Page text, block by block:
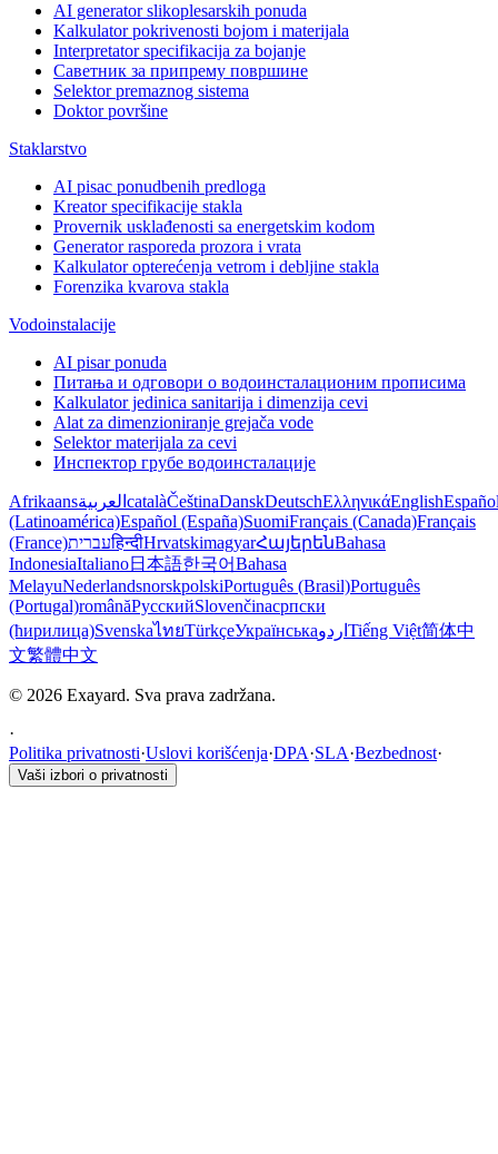
AI generator slikoplesarskih ponuda
Kalkulator pokrivenosti bojom i materijala
Interpretator specifikacija za bojanje
Саветник за припрему површине
Selektor premaznog sistema
Doktor površine
Staklarstvo
AI pisac ponudbenih predloga
Kreator specifikacije stakla
Provernik usklađenosti sa energetskim kodom
Generator rasporeda prozora i vrata
Kalkulator opterećenja vetrom i debljine stakla
Forenzika kvarova stakla
Vodoinstalacije
AI pisar ponuda
Питања и одговори о водоинсталационим прописима
Kalkulator jedinica sanitarija i dimenzija cevi
Alat za dimenzioniranje grejača vode
Selektor materijala za cevi
Инспектор грубе водоинсталације
Afrikaansالعربية catalàČeštinaDanskDeutschΕλληνικάEnglish
(Latinoamérica)Español (España)SuomiFrançais (Canada)Français
(France)עבריתहिन्दीHrvatskimagyarՀայերենBahasa
IndonesiaItaliano日本語한국어Bahasa
MelayuNederlandsnorskpolskiPortuguês (Brasil)Português
(Portugal)românăРусскийSlovenčinaсрпски
(ћирилица)SvenskaไทยTürkçeУкраїнськаاردو Tiếng Việt简体中
文繁體中文
© 2026 Exayard. Sva prava zadržana.
·
Politika privatnosti·Uslovi korišćenja·DPA·SLA·Bezbednost·
Vaši izbori o privatnosti